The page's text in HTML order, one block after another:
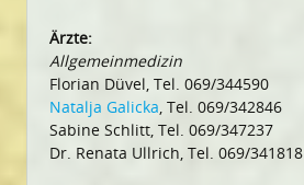
Ärzte:
Allgemeinmedizin
Florian Düvel, Tel. 069/344590
Natalja Galicka, Tel. 069/342846
Sabine Schlitt, Tel. 069/347237
Dr. Renata Ullrich, Tel. 069/341818